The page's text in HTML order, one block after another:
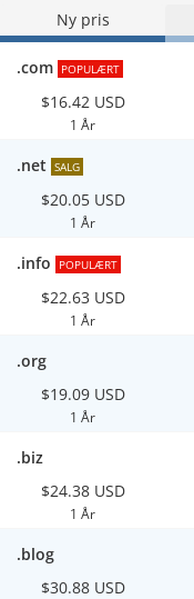
Ny pris
.com POPULÆRT
$16.42 USD
1 År
.net SALG
$20.05 USD
1 År
.info POPULÆRT
$22.63 USD
1 År
.org
$19.09 USD
1 År
.biz
$24.38 USD
1 År
.blog
$30.88 USD